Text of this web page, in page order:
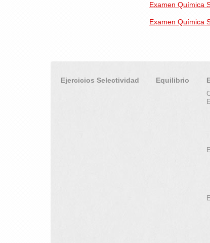
Examen Química
Examen Química
Ejercicios Selectividad Equilibrio